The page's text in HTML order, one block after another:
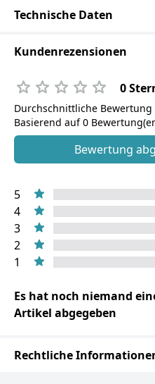
Technische Daten
Kundenrezensionen
0
Durchschnittliche Bewertung
Basierend auf 0
Bewertung
5
4
3
2
1
Es hat noch niemand
Artikel abgegeben
Rechtliche